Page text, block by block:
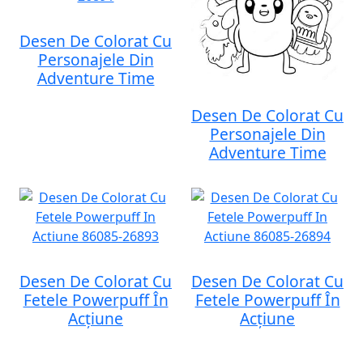
Desen De Colorat Cu
Personajele Din
Adventure Time
Desen De Colorat Cu
Personajele Din
Adventure Time
Desen De Colorat Cu
Fetele Powerpuff În
Acțiune
Desen De Colorat Cu
Fetele Powerpuff În
Acțiune